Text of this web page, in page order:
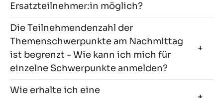
Ersatzteilnehmer:in möglich?
Die Teilnehmendenzahl der
Themenschwerpunkte am Nachmittag
ist begrenzt - Wie kann ich mich für
einzelne Schwerpunkte anmelden?
Wie erhalte ich eine